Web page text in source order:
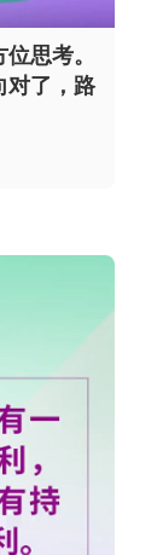
思考。
对了，路